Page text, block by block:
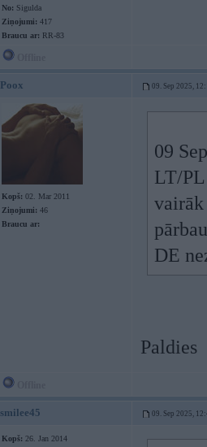
No: Sigulda
Ziņojumi: 417
Braucu ar: RR-83
Poox 09. Sep 2025,
Kopš: 02. Mar 2011
Ziņojumi: 46
Braucu ar:
09
LT/
DE
Paldies
smilee45 09. Sep 2025,
Kopš: 26. Jan 2014